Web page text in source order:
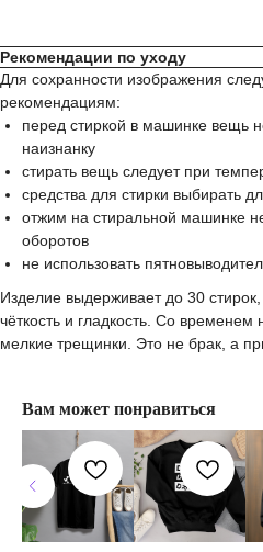
Рекомендации по уходу
Для сохранности изображения
рекомендациям:
перед стиркой в машинке вещь
наизнанку
стирать вещь следует при
средства для стирки выбирать
отжим на стиральной машинке
оборотов
не использовать
Изделие выдерживает до 30
чёткость и гладкость. Со временем
мелкие трещинки. Это не брак, а
Вам может понравиться